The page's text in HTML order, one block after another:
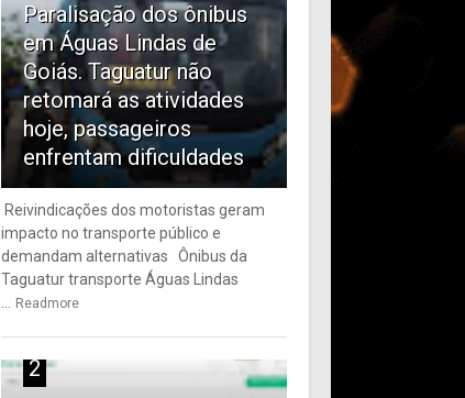
Paralisação dos ônibus
em Águas Lindas de
Goiás. Taguatur não
retomará as atividades
hoje, passageiros
enfrentam dificuldades
Reivindicações dos motoristas geram
impacto no transporte público e
demandam alternativas Ônibus da
Taguatur transporte Águas Lindas
Readmore
2